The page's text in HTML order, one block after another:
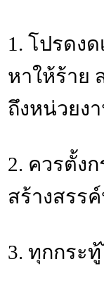
1. โปรดง
หาให้ร้าย
ถึงหน่วยง
2. ควรตั้ง
สร้างสรร
3. ทุกกระ